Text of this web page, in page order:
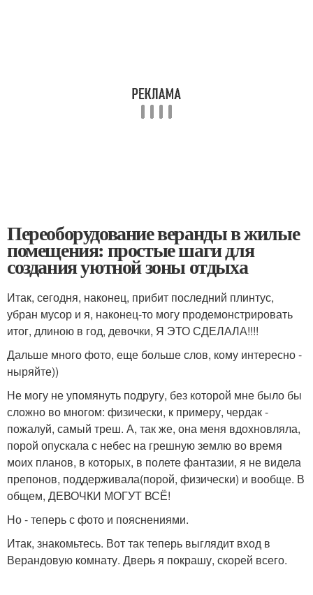
Переоборудование веранды в жилые
помещения: простые шаги для
создания уютной зоны отдыха
Итак, сегодня, наконец, прибит последний плинтус,
убран мусор и я, наконец-то могу продемонстрировать
итог, длиною в год, девочки, Я ЭТО СДЕЛАЛА!!!!
Дальше много фото, еще больше слов, кому интересно -
ныряйте))
Не могу не упомянуть подругу, без которой мне было бы
сложно во многом: физически, к примеру, чердак -
пожалуй, самый треш. А, так же, она меня вдохновляла,
порой опускала с небес на грешную землю во время
моих планов, в которых, в полете фантазии, я не видела
препонов, поддерживала(порой, физически) и вообще. В
общем, ДЕВОЧКИ МОГУТ ВСЁ!
Но - теперь с фото и пояснениями.
Итак, знакомьтесь. Вот так теперь выглядит вход в
Верандовую комнату. Дверь я покрашу, скорей всего.